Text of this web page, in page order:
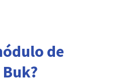
de